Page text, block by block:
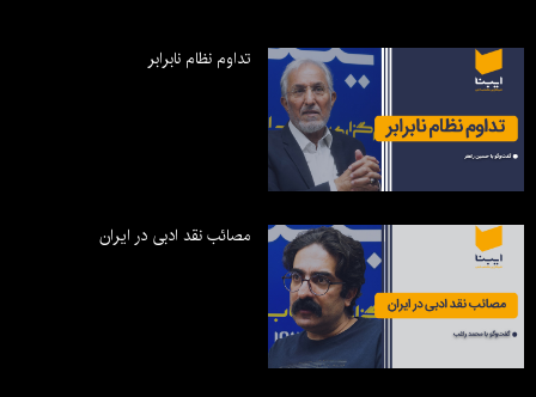
تداوم نظام نابرابر
مصائب نقد ادبی در ایران